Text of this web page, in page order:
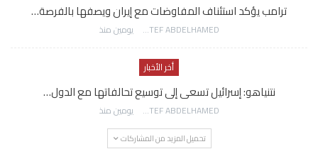
ترامب يؤكد استئناف المفاوضات مع إيران ويصفها بالفرصة…
AWATEF ABDELHAMED يومين منذ
أخر الأخبار
نتنياهو: إسرائيل تسعى إلى توسيع تحالفاتها مع الدول…
AWATEF ABDELHAMED يومين منذ
تحميل المزيد من المشاركات